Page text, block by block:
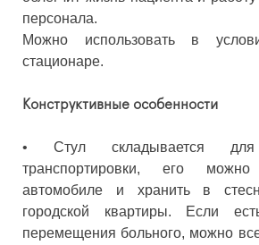
персонала.
Можно использовать в
стационаре.
Конструктивные особенности
• Стул складывается
транспортировки, его
автомобиле и хранить в
городской квартиры. Если
перемещения больного, можно